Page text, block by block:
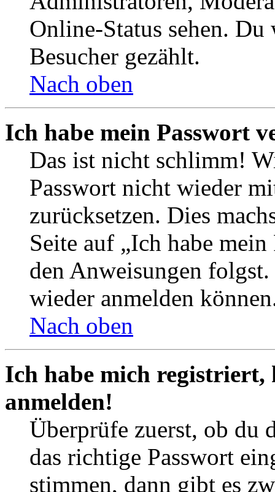
Online-Status sehen.
Besucher gezählt.
Nach oben
Ich habe mein Passwort
Das ist nicht schlimm!
Passwort nicht wieder
zurücksetzen. Dies
Seite auf „Ich habe
den Anweisungen
wieder anmelden
Nach oben
Ich habe mich
anmelden!
Überprüfe zuerst, ob du
das richtige Passwort
stimmen, dann gibt es